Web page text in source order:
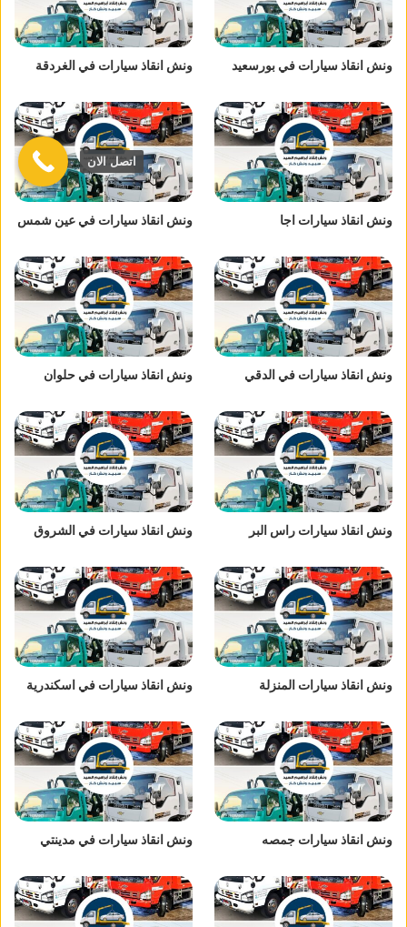
ونش انقاذ سيارات في بورسعيد ونش انقاذ سيارات في الغردقة
ونش انقاذ سيارات اجا ونش انقاذ سيارات في عين شمس
ونش انقاذ سيارات في الدقي ونش انقاذ سيارات في حلوان
ونش انقاذ سيارات راس البر ونش انقاذ سيارات في الشروق
ونش انقاذ سيارات المنزلة ونش انقاذ سيارات في اسكندرية
ونش انقاذ سيارات جمصه ونش انقاذ سيارات في مدينتي
اتصل الان